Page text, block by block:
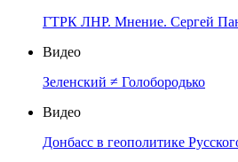
ГТРК ЛНР. Мнение. Сергей
Видео
Зеленский ≠ Голобородько
Видео
Донбасс в геополитике